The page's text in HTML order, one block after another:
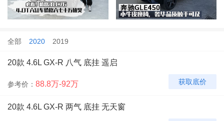
全部 2020 2019
20款 4.6L GX-R 八气 底挂 遥启
参考价： 88.8万-92万 获取底价
20款 4.6L GX-R 两气 底挂 无天窗